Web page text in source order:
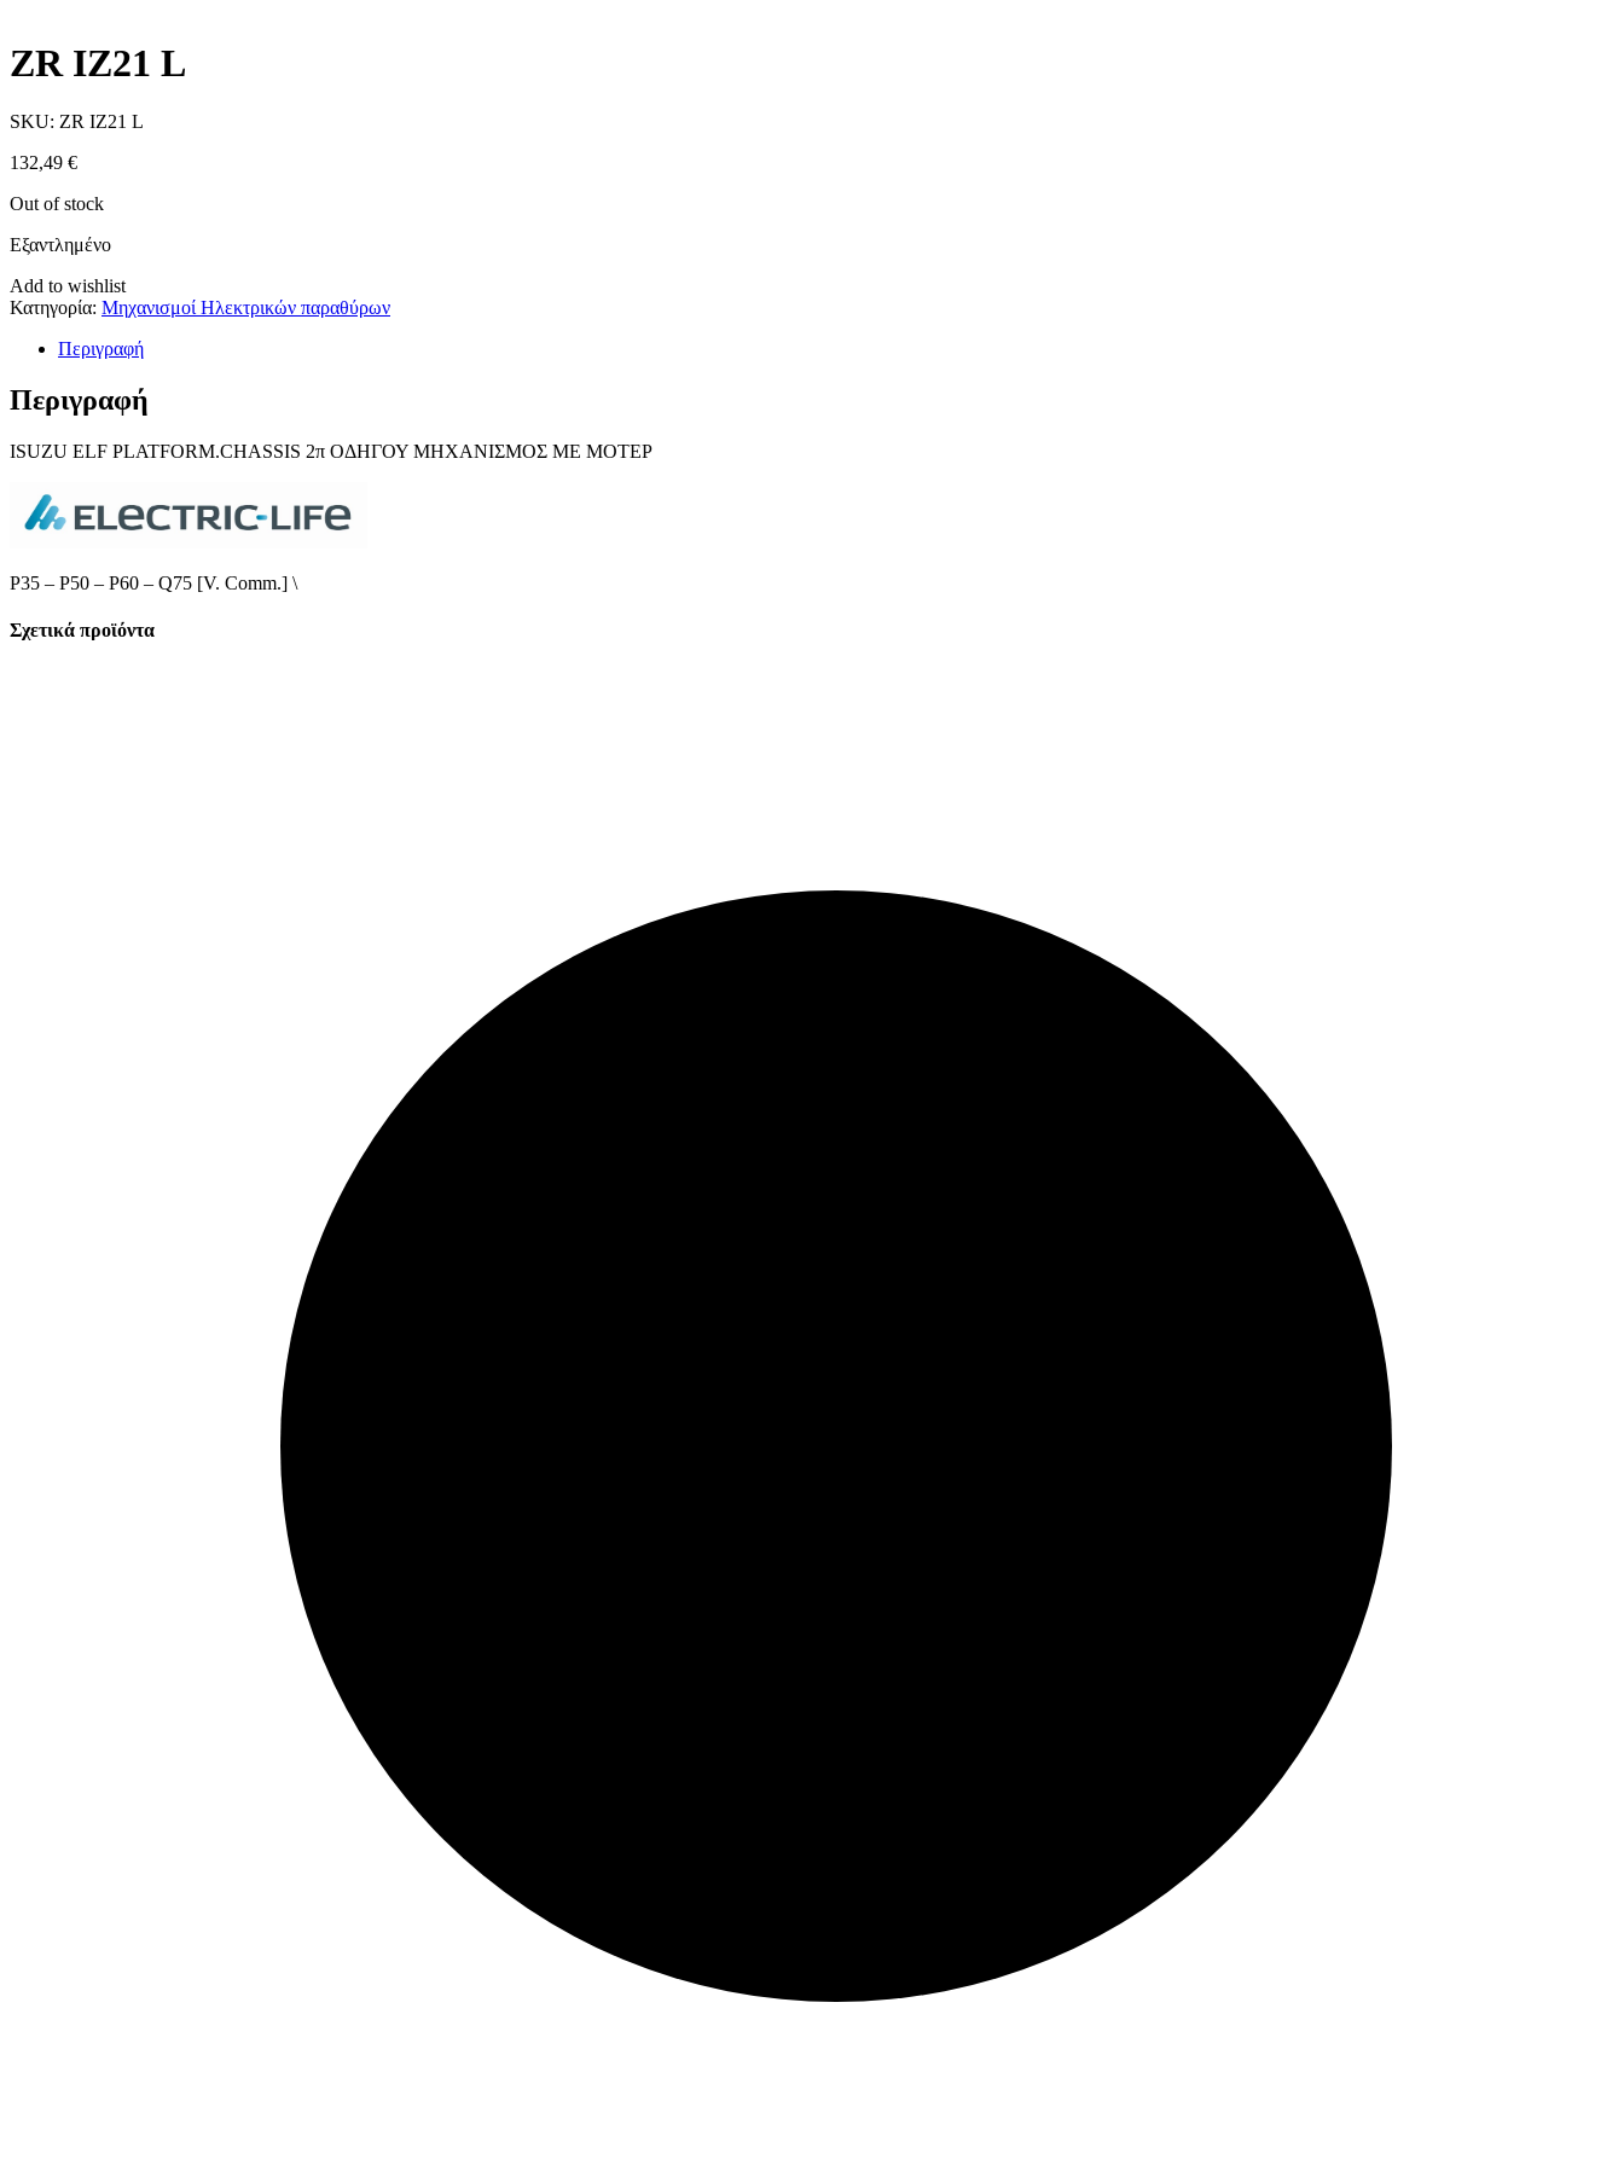
ZR IZ21 L
SKU: ZR IZ21 L
132,49 €
Out of stock
Εξαντλημένο
Add to wishlist
Κατηγορία: Μηχανισμοί Ηλεκτρικών παραθύρων
Περιγραφή
Περιγραφή
ISUZU ELF PLATFORM.CHASSIS 2π ΟΔΗΓΟΥ ΜΗΧΑΝΙΣΜΟΣ ΜΕ ΜΟΤΕΡ
P35 – P50 – P60 – Q75 [V. Comm.] \
Σχετικά προϊόντα